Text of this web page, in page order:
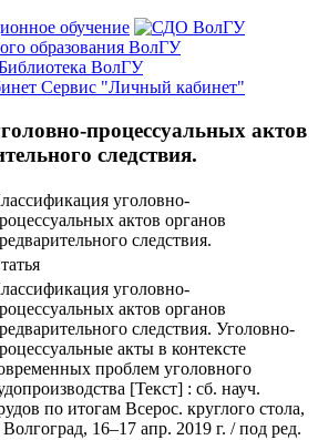
обучение
образования ВолГУ
ВолГУ
Сервис "Личный кабинет"
процессуальных актов
следствия.
уголовно-
актов органов
следствия.
уголовно-
актов органов
следствия. Уголовно-
акты в контексте
проблем уголовного
[Текст] : сб. науч.
по итогам Всерос. круглого стола,
Волгоград, 16–17 апр. 2019 г. / под ред.